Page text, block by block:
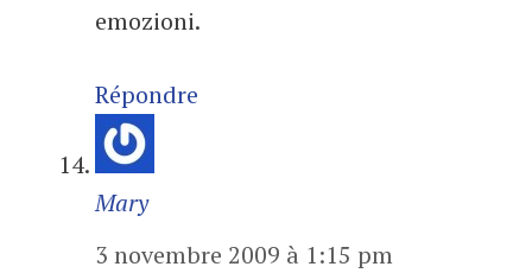
emozioni.
Répondre
Mary
3 novembre 2009 à 1:15 pm